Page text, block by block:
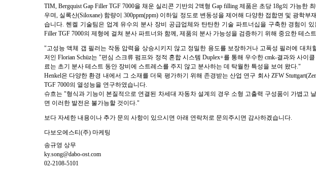
TIM, Bergquist Gap Filler TGF 7000을 채운 실리콘 기반의 2액형 Gap filling 제품은 초당 18g의 가능
우며, 실록산(Siloxane) 함량이 300ppm(ppm) 이하일 정도로 변동성을 제어해 다양한 접합면 및 광학
습니다. 헨켈 기술팀은 업계 유수의 분사 장비 공급업체와 탄탄한 기술 파트너십을 구축한 경험이
Filler TGF 7000의 제형에 걸쳐 분사 파트너와 함께, 제품의 분사 가능성을 검증하기 위해 중요한 테스
"고성능 액체 갭 필러는 작동 압력을 상승시키지 않고 정밀한 용도를 보장하거나 고폭성 필러에 대
저인 Florian Schüz는 "편심 스크류 펌프와 정적 혼합 시스템 Duplex+를 통해 우수한 cmk-결과와 사
료는 초기 분사 테스트 동안 장비에 스트레스를 주지 않고 분사하는 데 탁월한 특성을 보여 왔다."
Henkel은 다양한 환경 내에서 그 소재를 더욱 평가하기 위해 존경받는 산업 연구 회사 ZFW
TGF 7000의 열성능을 연구하였습니다.
슈흐는 "형식과 기능이 본질적으로 연결된 차세대 자동차 설계의 경우 소형 고출력 구성품이 가볍
면 이러한 발전은 불가능할 것이다."
보다 자세한 내용이나 추가 문의 사항이 있으시면 아래 연락처로 문의주시면 감사하겠습니다.
다보오에스티(주) 마케팅
송규영 상무
ky.song@dabo-ost.com
02-2108-5101